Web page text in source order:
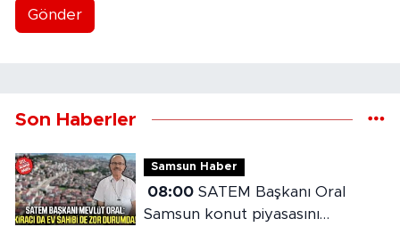
Gönder
Son Haberler
Samsun Haber
08:00SATEM Başkanı Oral
Samsun konut piyasasını